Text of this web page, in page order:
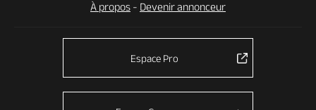
À propos - Devenir annonceur
Espace Pro